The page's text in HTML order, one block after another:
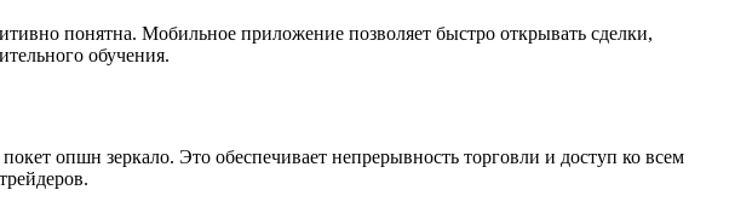
понятна. Мобильное приложение позволяет быстро открывать сделки,
обучения.
опшн зеркало. Это обеспечивает непрерывность торговли и доступ ко всем